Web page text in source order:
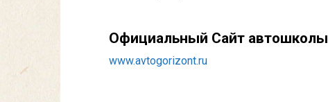
Официальный Сайт автошколы
www.avtogorizont.ru